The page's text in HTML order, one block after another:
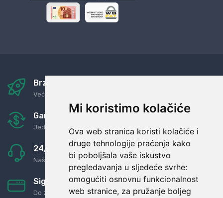
Mi koristimo kolačiće
Ova web stranica koristi kolačiće i
druge tehnologije praćenja kako
bi poboljšala vaše iskustvo
pregledavanja u sljedeće svrhe:
omogućiti osnovnu funkcionalnost
web stranice, za pružanje boljeg
Brza i sigurna dostava
Već za nekoliko dana kod vas
Garancija u povrat novaca
Jednostavno pravilo: Roba za novac
24/7 odlična podrška
Naši agenti uvijek na raspolaganju
Sigurno obročno plaćanje
Do 24 rata bez kamata